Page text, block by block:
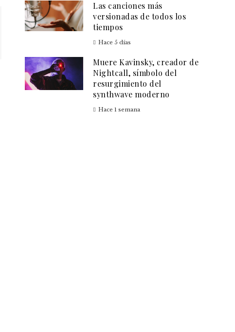
Las canciones más
versionadas de todos los
tiempos
Hace 5 días
Muere Kavinsky, creador de
Nightcall, símbolo del
resurgimiento del
synthwave moderno
Hace 1 semana